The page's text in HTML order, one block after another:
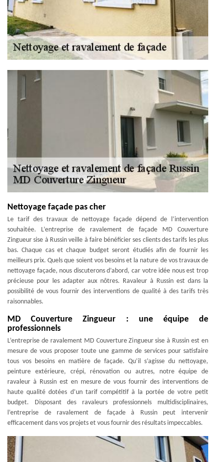
Nettoyage façade pas cher
Le tarif des travaux de nettoyage façade dépend de l’intervention
souhaitée. L’entreprise de ravalement de façade MD Couverture
Zingueur sise à Russin veille à faire bénéficier ses clients des tarifs les plus
bas. Chaque cas et chaque budget seront étudiés afin de fournir les
meilleurs prix. Quels que soient vos besoins et la nature de vos travaux de
nettoyage façade, nous discuterons d’abord, car votre idée nous est trop
précieuse pour les adapter aux nôtres. Ravaleur à Russin est dans la
possibilité de vous fournir des interventions de qualité à des tarifs très
raisonnables.
MD Couverture Zingueur : une équipe de
professionnels
L’entreprise de ravalement MD Couverture Zingueur sise à Russin est en
mesure de vous proposer toute une gamme de services pour satisfaire
tous vos besoins en matière de façade. Qu’il s’agisse du nettoyage,
peinture extérieure, crépi, rénovation ou autres, notre équipe de
ravaleur à Russin est en mesure de vous fournir des interventions de
haute qualité dotées d’un tarif compétitif à la portée de votre petit
budget. Disposant des ravaleurs professionnels multidisciplinaires,
l’entreprise de ravalement de façade à Russin peut intervenir
efficacement dans vos projets et vous fournir des résultats impeccables.